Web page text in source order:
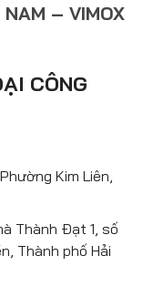
– VIMOX
CÔNG
Kim Liên,
Thành Đạt 1, số
Thành phố Hải